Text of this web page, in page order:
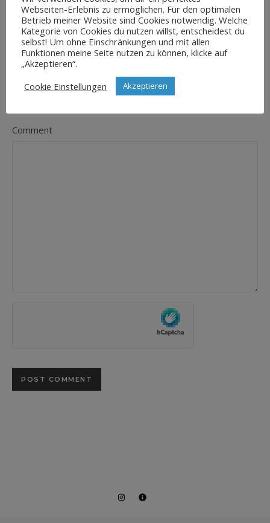
E-Mail-Adresse*
Comment
Webseiten-Erlebnis zu ermöglichen. Für den optimalen
Betrieb meiner Website sind Cookies notwendig. Welche
Kategorie von Cookies du nutzen willst, entscheidest du
selbst! Um ohne Einschränkungen und mit allen
Funktionen meine Seite nutzen zu können, klicke auf
„Akzeptieren“.
Cookie Einstellungen
Akzeptieren